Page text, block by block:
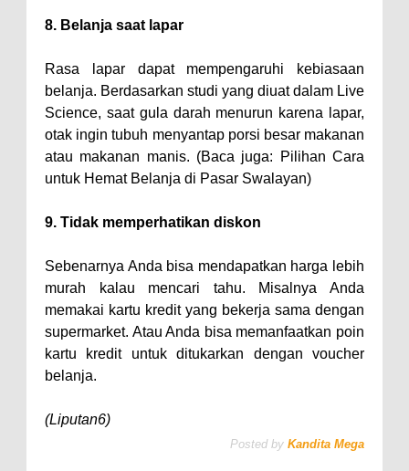
8. Belanja saat lapar
Rasa lapar dapat mempengaruhi kebiasaan
belanja. Berdasarkan studi yang diuat dalam Live
Science, saat gula darah menurun karena lapar,
otak ingin tubuh menyantap porsi besar makanan
atau makanan manis. (Baca juga: Pilihan Cara
untuk Hemat Belanja di Pasar Swalayan)
9. Tidak memperhatikan diskon
Sebenarnya Anda bisa mendapatkan harga lebih
murah kalau mencari tahu. Misalnya Anda
memakai kartu kredit yang bekerja sama dengan
supermarket. Atau Anda bisa memanfaatkan poin
kartu kredit untuk ditukarkan dengan voucher
belanja.
(Liputan6)
Posted by Kandita Mega